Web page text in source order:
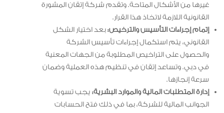
غيرها من الأشكال المتاحة. وتقدم شركة إتقان المشورة
القانونية اللازمة لاتخاذ هذا القرار.
إتمام إجراءات التأسيس والترخيص:بعد اختيار الشكل
القانوني، يتم استكمال إجراءات تأسيس الشركة
والحصول على التراخيص المطلوبة من الجهات المعنية
في دبي. وتساعد إتقان في تنظيم هذه العملية وضمان
سرعة إنجازها.
إدارة المتطلبات المالية والموارد البشرية: يجب تسوية
الجوانب المالية للشركة، بما في ذلك فتح الحسابات